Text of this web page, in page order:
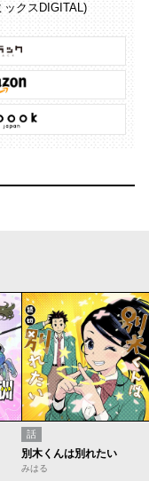
ックスDIGITAL)
話
別木くんは別れたい
みはる